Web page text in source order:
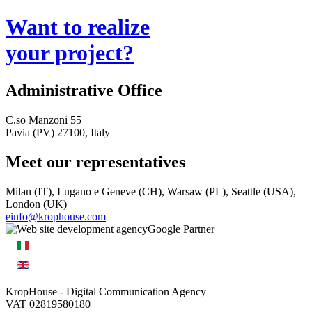
Want to realize
your project?
Administrative Office
C.so Manzoni 55
Pavia (PV) 27100, Italy
Meet our representatives
Milan (IT), Lugano e Geneve (CH), Warsaw (PL), Seattle (USA),
London (UK)
einfo@krophouse.com
KropHouse - Digital Communication Agency
VAT 02819580180